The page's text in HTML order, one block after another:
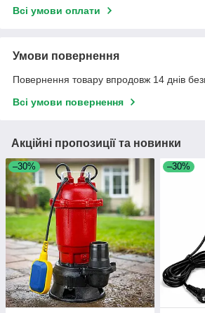
Всі умови оплати
Умови повернення
Повернення товару впродовж 14 днів
Всі умови повернення
Акційні пропозиції та новинки
–30% –30%